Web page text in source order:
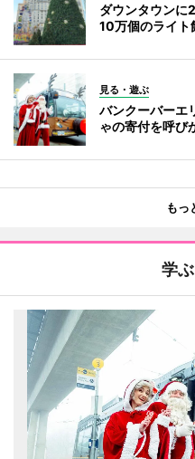
ダウンタウン
10万個のライト
見る・遊ぶ
バンクーバーエ
ゃの寄付を呼び
もっ
学